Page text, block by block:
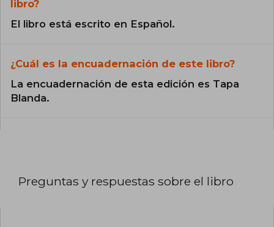
libro?
El libro está escrito en Español.
¿Cuál es la encuadernación de este libro?
La encuadernación de esta edición es Tapa
Blanda.
Preguntas y respuestas sobre el libro